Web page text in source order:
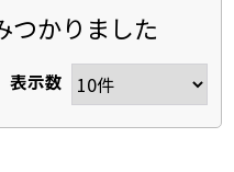
つかりました
示数